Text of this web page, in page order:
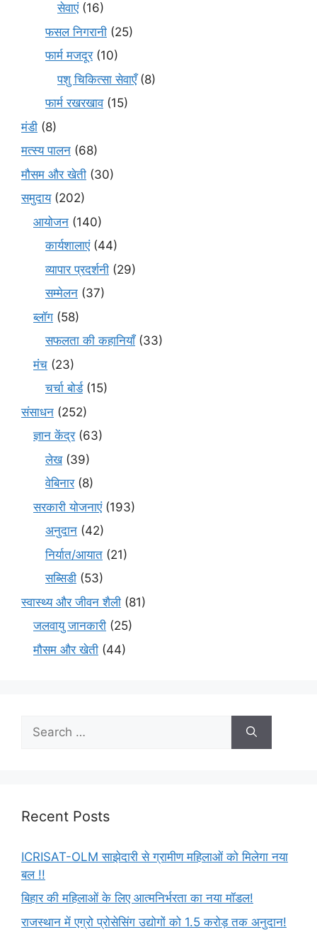
सेवाएं(16)
फसल निगरानी (25)
फार्म मजदूर(10)
पशु चिकित्सा सेवाएँ(8)
फार्म रखरखाव(15)
मंडी (8)
मत्स्य पालन (68)
मौसम और खेती (30)
समुदाय(202)
आयोजन (140)
कार्यशालाएं(44)
व्यापार प्रदर्शनी (29)
सम्मेलन (37)
ब्लॉग (58)
सफलता की कहानियाँ(33)
मंच (23)
चर्चा बोर्ड(15)
संसाधन (252)
ज्ञान केंद्र(63)
लेख(39)
वेबिनार(8)
सरकारी योजनाएं(193)
अनुदान (42)
निर्यात/आयात (21)
सब्सिडी (53)
स्वास्थ्य और जीवन शैली (81)
जलवायु जानकारी (25)
मौसम और खेती (44)
Recent Posts
ICRISAT-OLM साझेदारी से ग्रामीण महिलाओं को मिलेगा नया
बल !!
बिहार की महिलाओं के लिए आत्मनिर्भरता का नया मॉडल!
राजस्थान में एग्रो प्रोसेसिंग उद्योगों को 1.5 करोड़ तक अनुदान!